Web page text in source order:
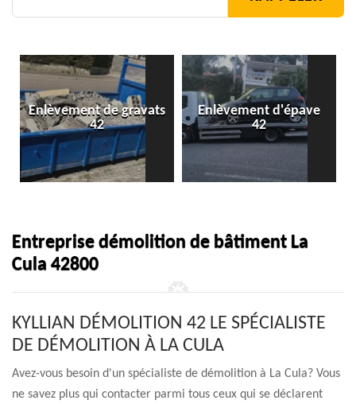
Enlèvement de gravats
42
Enlèvement d'épave
42
Entreprise démolition de bâtiment La
Cula 42800
KYLLIAN DÉMOLITION 42 LE SPÉCIALISTE
DE DÉMOLITION À LA CULA
Avez-vous besoin d'un spécialiste de démolition à La Cula? Vous
ne savez plus qui contacter parmi tous ceux qui se déclarent